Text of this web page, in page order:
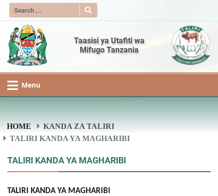
Taasisi ya Utafiti wa
Mifugo Tanzania
Menu
HOME
KANDA ZA TALIRI
TALIRI KANDA YA MAGHARIBI
TALIRI KANDA YA MAGHARIBI
TALIRI KANDA YA MAGHARIBI